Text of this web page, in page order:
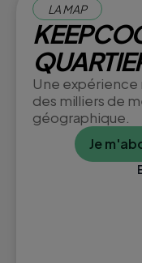
LA MAP
Une
des milliers de
géographique.
Je